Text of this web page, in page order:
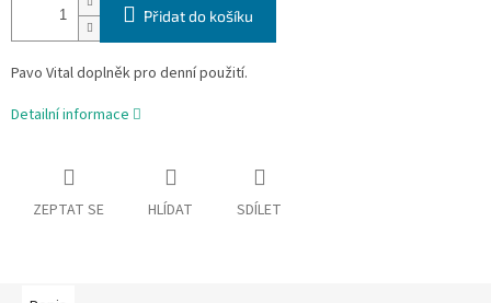
Přidat do košíku
Pavo Vital doplněk pro denní použití.
Detailní informace
ZEPTAT SE HLÍDAT SDÍLET